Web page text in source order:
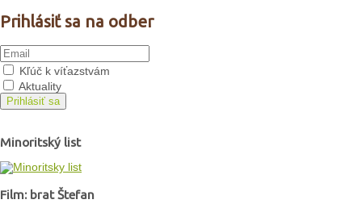
Prihlásiť sa na odber
Kľúč k víťazstvám
Aktuality
Prihlásiť sa
Minoritský list
Film: brat Štefan